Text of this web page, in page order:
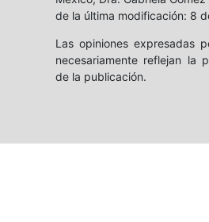
de la última modificación: 8
Las opiniones expresadas
necesariamente reflejan la
de la publicación.